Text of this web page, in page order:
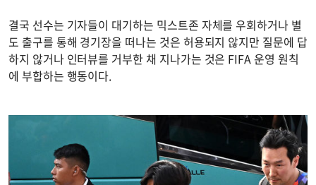
결국 선수는 기자들이 대기하는 믹스트존 자체를 우회하거나 별
도 출구를 통해 경기장을 떠나는 것은 허용되지 않지만 질문에 답
하지 않거나 인터뷰를 거부한 채 지나가는 것은 FIFA 운영 원칙
에 부합하는 행동이다.